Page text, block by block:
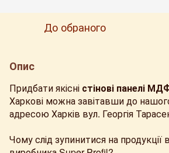
До обраного
Опис
Придбати якісні стінові панелі
Харкові можна завітавши до
адресою Харків вул. Георгія
Чому слід зупинитися на продукції